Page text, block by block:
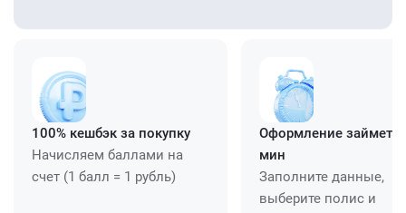
100% кешбэк за покупку
Начисляем баллами на
счет (1 балл = 1 рубль)
Оформление займет
мин
Заполните данные,
выберите полис и